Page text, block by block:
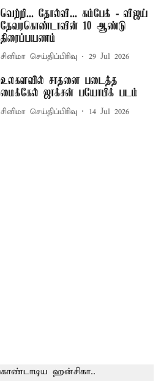
வெற்றி... தோல்வி... கம்பேக் - விஜய்
தேவரகொண்டாவின் 10 ஆண்டு
திரைப்பயணம்
சினிமா செய்திப்பிரிவு 29 Jul 2026
உலகளவில் சாதனை படைத்த
மைக்கேல் ஜாக்சன் பயோபிக் படம்
சினிமா செய்திப்பிரிவு 14 Jul 2026